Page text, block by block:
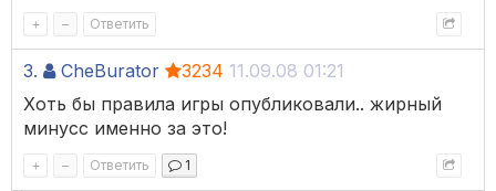
+ – Ответить
3. CheBurator 3234 11.09.08 01:21
Хоть бы правила игры опубликовали.. жирный
минусс именно за это!
+ – Ответить 1